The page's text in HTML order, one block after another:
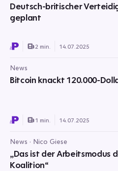
Deutsch-britischer
geplant
2 min. 14.07.2025
News
Bitcoin knackt 120.000-
1 min. 14.07.2025
News · Nico Giese
„Das ist der Arbeitsmodus
Koalition“